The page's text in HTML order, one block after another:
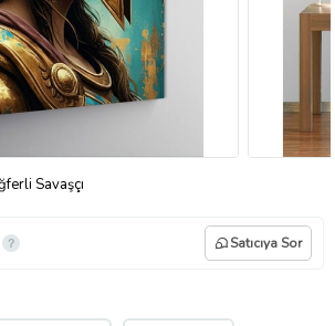
Savaşçı
Satıcıya Sor